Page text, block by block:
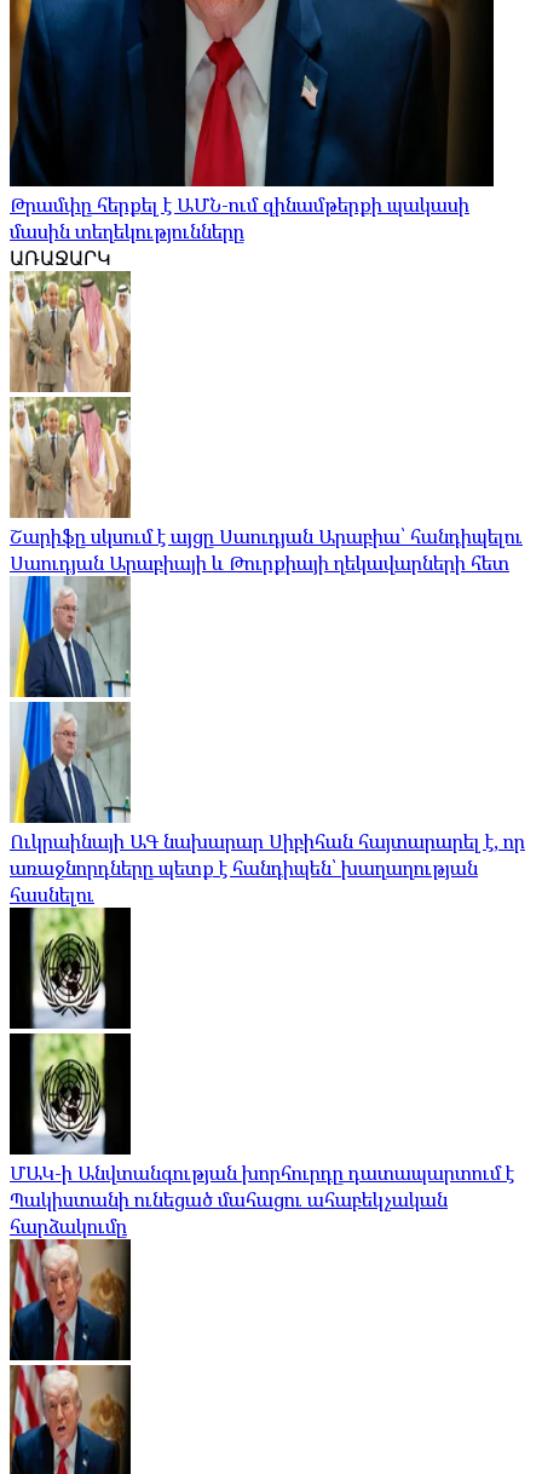
Թրամփը հերքել է ԱՄՆ-ում զինամթերքի պակասի
մասին տեղեկությունները
ԱՌԱՋԱՐԿ
Շարիֆը սկսում է այցը Սաուդյան Արաբիա՝ հանդիպելու
Սաուդյան Արաբիայի և Թուրքիայի ղեկավարների հետ
Ուկրաինայի ԱԳ նախարար Սիբիհան հայտարարել է, որ
առաջնորդները պետք է հանդիպեն՝ խաղաղության
հասնելու
ՄԱԿ-ի Անվտանգության խորհուրդը դատապարտում է
Պակիստանի ունեցած մահացու ահաբեկչական
հարձակումը